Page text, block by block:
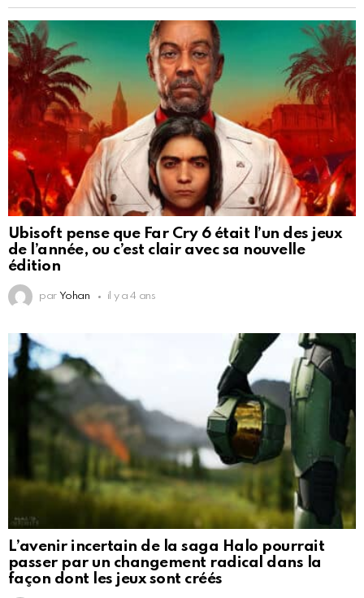
Ubisoft pense que Far Cry 6 était l’un des jeux
de l’année, ou c’est clair avec sa nouvelle
édition
par Yohan il y a 4 ans
L’avenir incertain de la saga Halo pourrait
passer par un changement radical dans la
façon dont les jeux sont créés